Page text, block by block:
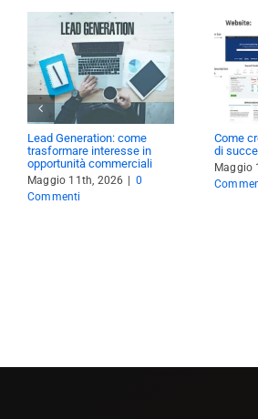
Lead Generation: come
trasformare interesse in
opportunità commerciali
Maggio 11th, 2026
0
Commenti
Come
di
Maggio